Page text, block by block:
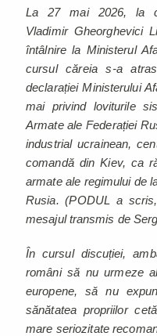
La 27 mai 2026, la
Vladimir Gheorghevici
întâlnire la Ministerul
cursul căreia s-a
declarației Ministerului
mai privind loviturile
Armate ale Federației
industrial ucrainean,
comandă din Kiev, ca
armate ale regimului de
Rusia. (PODUL a
mesajul transmis de
În cursul discuției,
români să nu urmeze
europene, să nu
sănătatea propriilor
mare seriozitate